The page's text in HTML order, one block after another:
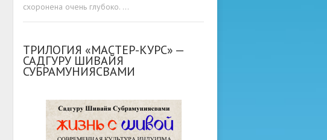
схоронена очень глубоко. …
ТРИЛОГИЯ «МАСТЕР-КУРС» —
САДГУРУ ШИВАЙЯ
СУБРАМУНИЯСВАМИ